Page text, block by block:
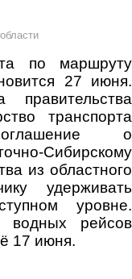
по маршруту
27 июня.
правительства
транспорта
о
из областного
удерживать
уровне.
водных рейсов
17 июня.